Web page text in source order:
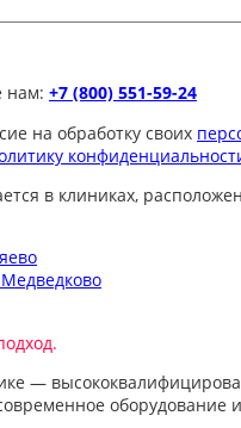
нам: +7 (800) 551-59-24
на обработку своих
в клиниках,
Медведково
—
оборудование